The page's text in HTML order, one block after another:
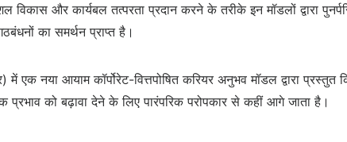
विकास और कार्यबल तत्परता प्रदान करने के तरीके इन मॉडलों द्वारा
का समर्थन प्राप्त है।
में एक नया आयाम कॉर्पोरेट-वित्तपोषित करियर अनुभव मॉडल द्वारा
प्रभाव को बढ़ावा देने के लिए पारंपरिक परोपकार से कहीं आगे जाता है।